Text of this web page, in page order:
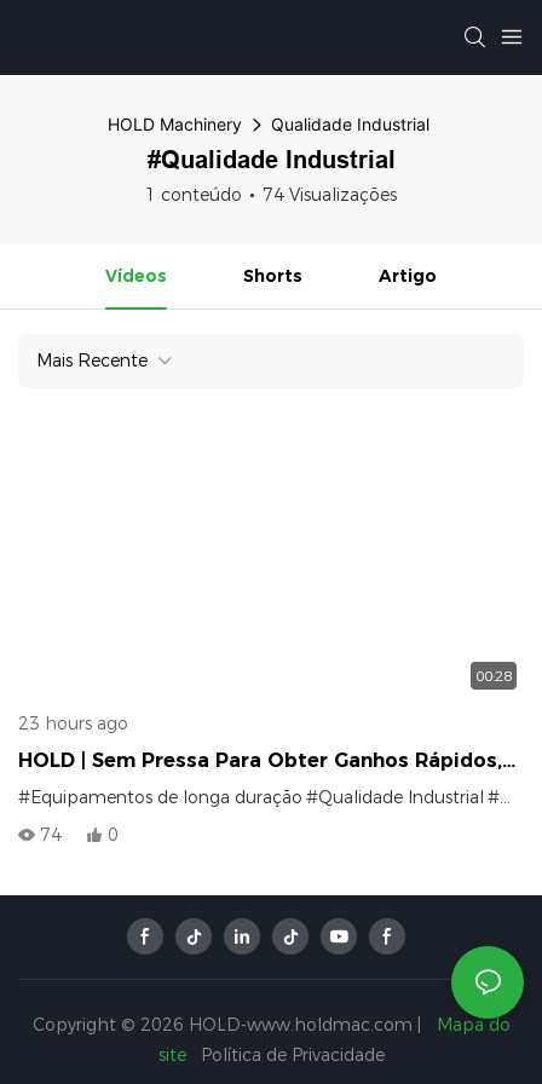
HOLD Machinery Qualidade Industrial
#Qualidade Industrial
1 conteúdo 74 Visualizações
Vídeos Shorts Artigo
Mais Recente
00:28
23 hours ago
HOLD | Sem Pressa Para Obter Ganhos Rápidos,
Construímos Máquinas Confiáveis ​​para Toda A
#Equipamentos de longa duração #Qualidade Industrial #Máquinas confiáveis ​​para trabalhar madeira
74
0
Copyright © 2026 HOLD-www.holdmac.com |
Mapa do
site
Política de Privacidade